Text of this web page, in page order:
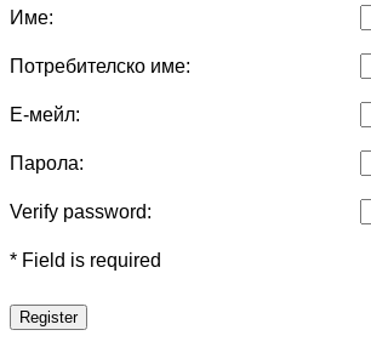
Име:
Потребителско име:
Е-мейл:
Парола:
Verify password:
* Field is required
Register